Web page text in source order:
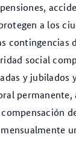
a los
contingencias
social
y jubilados